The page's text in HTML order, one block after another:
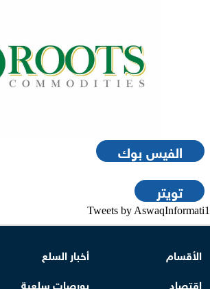
الفيس بوك
تويتر
Tweets by AswaqInformati1
الأقسام
أخبار السلع
اقتصاد
بورصات سلعية